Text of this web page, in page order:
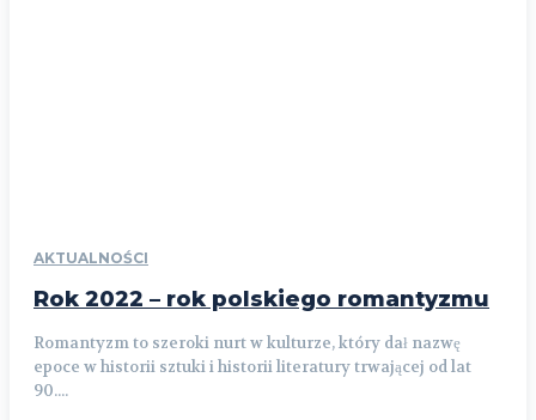
AKTUALNOŚCI
Rok 2022 – rok polskiego romantyzmu
Romantyzm to szeroki nurt w kulturze, który dał nazwę
epoce w historii sztuki i historii literatury trwającej od lat
90....